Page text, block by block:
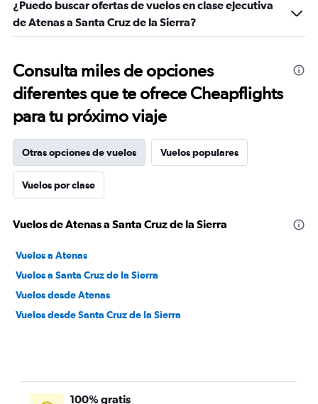
¿Puedo buscar ofertas de vuelos en clase ejecutiva
de Atenas a Santa Cruz de la Sierra?
Consulta miles de opciones
diferentes que te ofrece Cheapflights
para tu próximo viaje
Otras opciones de vuelos Vuelos populares
Vuelos por clase
Vuelos de Atenas a Santa Cruz de la Sierra
Vuelos a Atenas
Vuelos a Santa Cruz de la Sierra
Vuelos desde Atenas
Vuelos desde Santa Cruz de la Sierra
100% gratis